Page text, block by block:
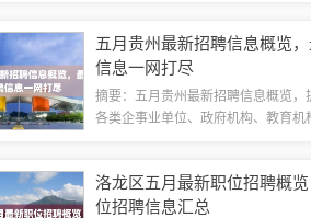
项目建设正如火如荼在五月，西安龙
五月贵州最新招聘信息概览
信息一网打尽
摘要：五月贵州最新招聘信息概览，
各类企事业单位、政府机构、教育机
信息，助力求职者快速找到适合自己
洛龙区五月最新职位招聘概
位招聘信息汇总